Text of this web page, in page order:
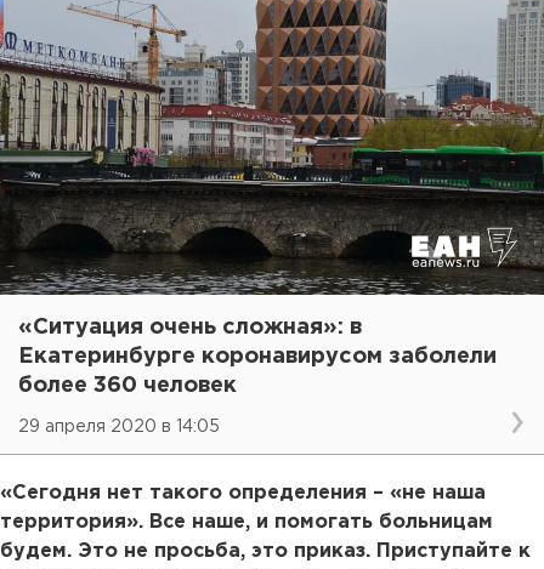
«Ситуация очень сложная»: в
Екатеринбурге коронавирусом заболели
более 360 человек
29 апреля 2020 в 14:05
«Сегодня нет такого определения – «не наша
территория». Все наше, и помогать больницам
будем. Это не просьба, это приказ. Приступайте к